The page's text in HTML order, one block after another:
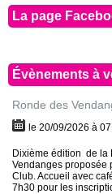
La page
Évènements à
Ronde des
le 20/09/2026 à
Dixième édition de la
Vendanges proposée
Club. Accueil avec
7h30 pour les